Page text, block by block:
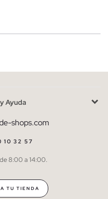
privacidad
en cualquier momento.
Ayuda
shops.com
10 32 57
8:00 a 14:00.
TU TIENDA